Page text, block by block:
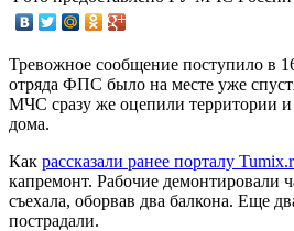
Тревожное сообщение поступило в
отряда ФПС было на месте уже
МЧС сразу же оцепили территории
дома.
Как рассказали ранее порталу
капремонт. Рабочие демонтировали
съехала, оборвав два балкона. Еще
пострадали.